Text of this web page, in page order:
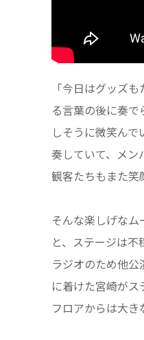
「今日はグッズ
る言葉の後に奏
しそうに微笑ん
奏していて、メン
観客たちもまた笑
そんな楽しげな
と、ステージは
ラジオのため他
に着けた宮崎がス
フロアからは大き